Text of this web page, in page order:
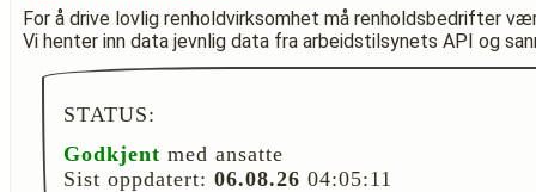
For å drive lovlig renholdvirksomhet må renholdsbedrifter
Vi henter inn data jevnlig data fra arbeidstilsynets API og
STATUS:
Godkjent med ansatte
Sist oppdatert: 06.08.26 04:05:11